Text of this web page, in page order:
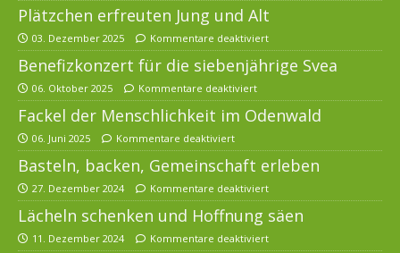
Plätzchen erfreuten Jung und Alt
03. Dezember 2025 Kommentare deaktiviert
Benefizkonzert für die siebenjährige Svea
06. Oktober 2025 Kommentare deaktiviert
Fackel der Menschlichkeit im Odenwald
06. Juni 2025 Kommentare deaktiviert
Basteln, backen, Gemeinschaft erleben
27. Dezember 2024 Kommentare deaktiviert
Lächeln schenken und Hoffnung säen
11. Dezember 2024 Kommentare deaktiviert